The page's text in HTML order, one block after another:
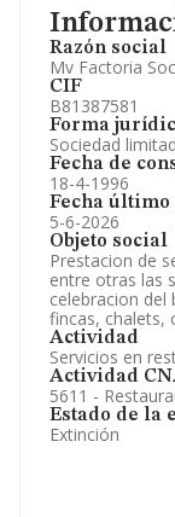
Razón social
Mv Factoria
CIF
B81387581
Forma
Sociedad
Fecha de
18-4-1996
Fecha último
5-6-2026
Objeto social
Prestacion de
entre otras las
celebracion del
fincas, chalets,
Actividad
Servicios en
Actividad
5611 -
Estado de la
Extinción